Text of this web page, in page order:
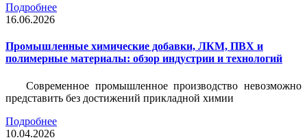
Подробнее
16.06.2026
Промышленные химические добавки, ЛКМ, ПВХ и
полимерные материалы: обзор индустрии и технологий
Современное промышленное производство невозможно
представить без достижений прикладной химии
Подробнее
10.04.2026